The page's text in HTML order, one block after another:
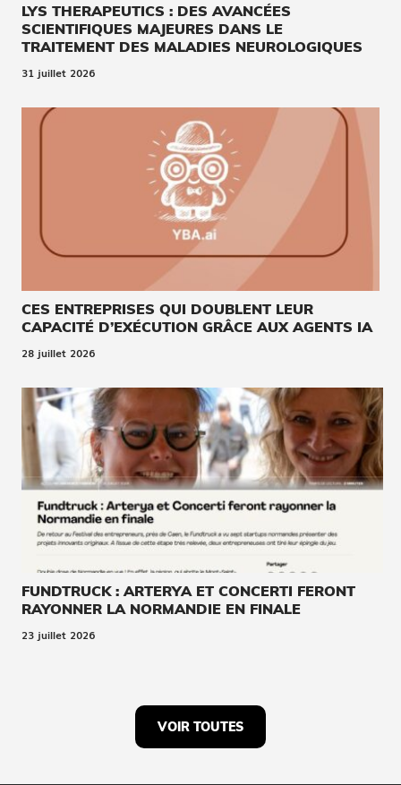
LYS THERAPEUTICS : DES AVANCÉES
SCIENTIFIQUES MAJEURES DANS LE
TRAITEMENT DES MALADIES NEUROLOGIQUES
31 juillet 2026
CES ENTREPRISES QUI DOUBLENT LEUR
CAPACITÉ D’EXÉCUTION GRÂCE AUX AGENTS IA
28 juillet 2026
FUNDTRUCK : ARTERYA ET CONCERTI FERONT
RAYONNER LA NORMANDIE EN FINALE
23 juillet 2026
VOIR TOUTES